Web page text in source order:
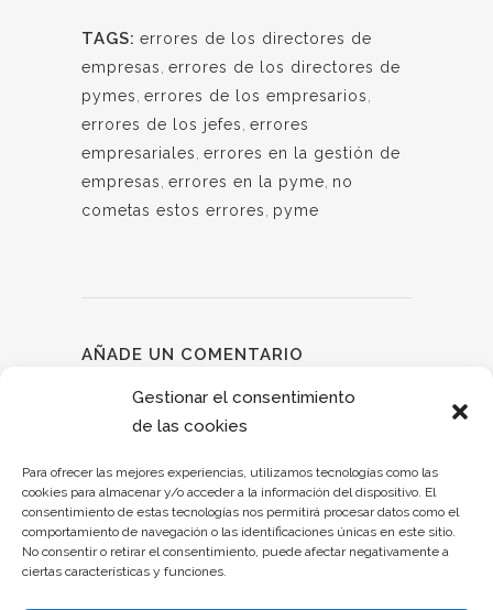
Gestionar el consentimiento
de las cookies
Para ofrecer las mejores experiencias, utilizamos tecnologías como las
cookies para almacenar y/o acceder a la información del dispositivo. El
consentimiento de estas tecnologías nos permitirá procesar datos como el
comportamiento de navegación o las identificaciones únicas en este sitio.
No consentir o retirar el consentimiento, puede afectar negativamente a
ciertas características y funciones.
TAGS: errores de los directores de
empresas errores de los directores de
pymes errores de los empresarios
errores de los jefes errores
empresariales errores en la gestión de
empresas errores en la pyme no
cometas estos errores
pyme
AÑADE UN COMENTARIO
Debes estar conectado para dejar un
comentario.